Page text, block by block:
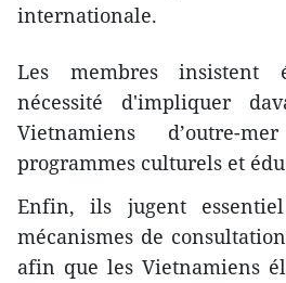
internationale.
Les membres insistent
nécessité d'impliquer
Vietnamiens d’outre-
programmes culturels et
Enfin, ils jugent
mécanismes de
afin que les Vietnamiens